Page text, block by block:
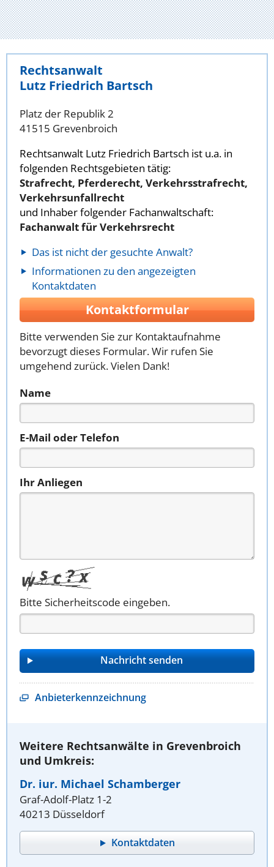
Rechtsanwalt
Lutz Friedrich Bartsch
Platz der Republik 2
41515 Grevenbroich
Rechtsanwalt Lutz Friedrich Bartsch ist u.a. in
folgenden Rechtsgebieten tätig:
Strafrecht, Pferderecht, Verkehrsstrafrecht,
Verkehrsunfallrecht
und Inhaber folgender Fachanwaltschaft:
Fachanwalt für Verkehrsrecht
Das ist nicht der gesuchte Anwalt?
Informationen zu den angezeigten
Kontaktdaten
Kontaktformular
Bitte verwenden Sie zur Kontaktaufnahme
bevorzugt dieses Formular. Wir rufen Sie
umgehend zurück. Vielen Dank!
Name
E-Mail oder Telefon
Ihr Anliegen
Bitte Sicherheitscode eingeben.
Anbieterkennzeichnung
Weitere Rechtsanwälte in Grevenbroich
und Umkreis:
Dr. iur. Michael Schamberger
Graf-Adolf-Platz 1-2
40213 Düsseldorf
Kontaktdaten